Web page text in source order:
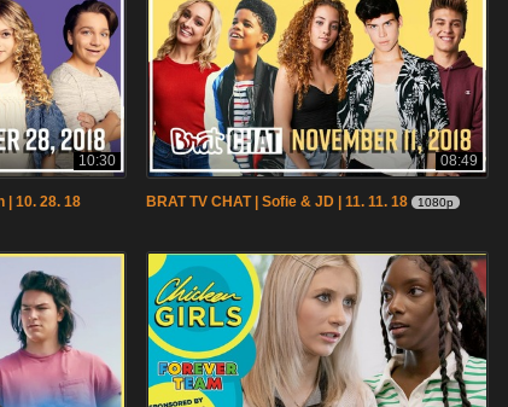
10:30
| 10. 28. 18
08:49
BRAT TV CHAT | Sofie & JD | 11. 11. 18 1080p